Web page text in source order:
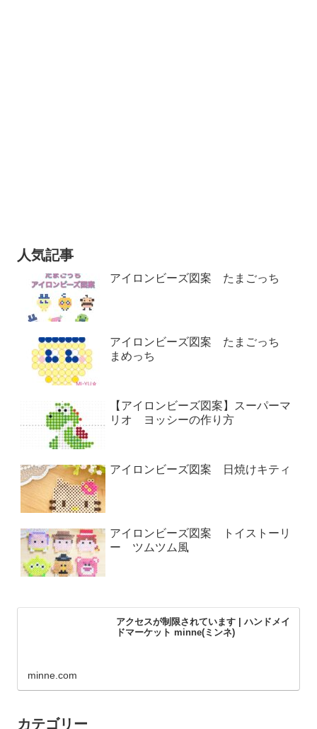
人気記事
アイロンビーズ図案 たまごっち
アイロンビーズ図案 たまごっち
まめっち
【アイロンビーズ図案】スーパーマ
リオ ヨッシーの作り方
アイロンビーズ図案 日焼けキティ
アイロンビーズ図案 トイストーリ
ー ツムツム風
アクセスが制限されています | ハンドメイ
ドマーケット minne(ミンネ)
minne.com
カテゴリー